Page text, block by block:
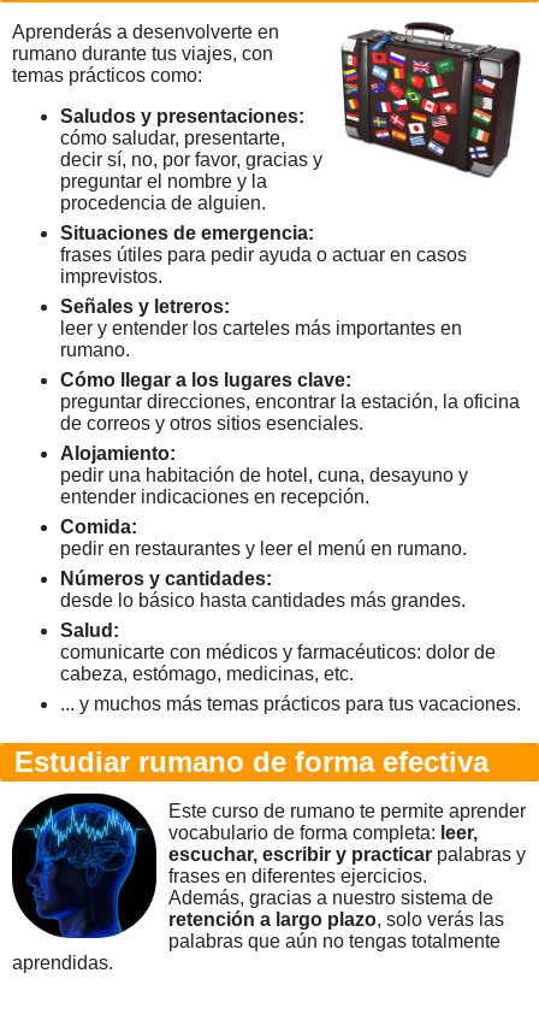
Aprenderás a desenvolverte en
rumano durante tus viajes, con
temas prácticos como:
Saludos y presentaciones:
cómo saludar, presentarte,
decir sí, no, por favor, gracias y
preguntar el nombre y la
procedencia de alguien.
Situaciones de emergencia:
frases útiles para pedir ayuda o actuar en casos
imprevistos.
Señales y letreros:
leer y entender los carteles más importantes en
rumano.
Cómo llegar a los lugares clave:
preguntar direcciones, encontrar la estación, la oficina
de correos y otros sitios esenciales.
Alojamiento:
pedir una habitación de hotel, cuna, desayuno y
entender indicaciones en recepción.
Comida:
pedir en restaurantes y leer el menú en rumano.
Números y cantidades:
desde lo básico hasta cantidades más grandes.
Salud:
comunicarte con médicos y farmacéuticos: dolor de
cabeza, estómago, medicinas, etc.
... y muchos más temas prácticos para tus vacaciones.
Estudiar rumano de forma efectiva
Este curso de rumano te permite aprender
vocabulario de forma completa: leer,
escuchar, escribir y practicar palabras y
frases en diferentes ejercicios.
Además, gracias a nuestro sistema de
retención a largo plazo, solo verás las
palabras que aún no tengas totalmente
aprendidas.